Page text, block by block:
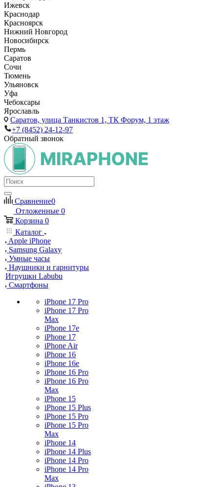
Ижевск
Краснодар
Красноярск
Нижний Новгород
Новосибирск
Пермь
Саратов
Сочи
Тюмень
Ульяновск
Уфа
Чебоксары
Ярославль
Саратов, улица Танкистов 1, ТК Форум, 1 этаж
+7 (8452) 24-12-97
Обратный звонок
Сравнение0
Отложенные 0
Корзина 0
Каталог
Apple iPhone
Samsung Galaxy
Умные часы
Наушники и гарнитуры
Игрушки Labubu
Смартфоны
iPhone 17 Pro
iPhone 17 Pro
Max
iPhone 17e
iPhone 17
iPhone Air
iPhone 16
iPhone 16e
iPhone 16 Pro
iPhone 16 Pro
Max
iPhone 15
iPhone 15 Plus
iPhone 15 Pro
iPhone 15 Pro
Max
iPhone 14
iPhone 14 Plus
iPhone 14 Pro
iPhone 14 Pro
Max